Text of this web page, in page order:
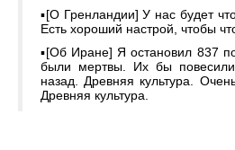
▪️[О Гренландии] У нас будет
Есть хороший настрой, чтобы
▪️[Об Иране] Я остановил 837
были мертвы. Их бы
назад. Древняя культура.
Древняя культура.